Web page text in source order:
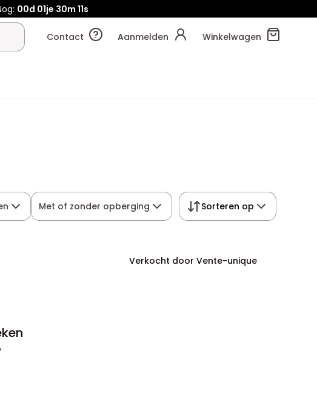
00d 01je 30m 10s
Contact Aanmelden Winkelwagen
Met of zonder opberging Sorteren op
Verkocht door Vente-unique